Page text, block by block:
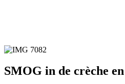
SMOG in de crèche